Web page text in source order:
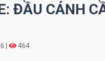
ĐẦU CÁNH
| 464